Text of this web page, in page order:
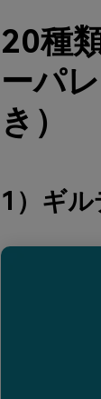
20種
ーパ
き）
1）ギ